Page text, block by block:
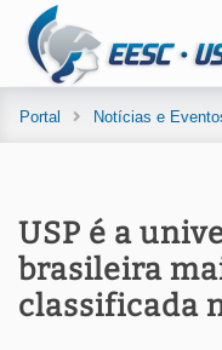
Portal Notícias e
USP é a
brasileira
classificada